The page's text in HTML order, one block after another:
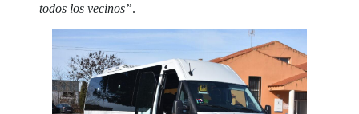
todos los vecinos”.